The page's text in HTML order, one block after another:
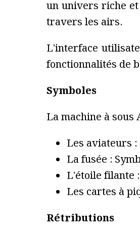
un univers riche et
travers les airs.
L'interface
fonctionnalités de
Symboles
La machine à
Les aviateurs
La fusée :
L'étoile filante
Les cartes à
Rétributions